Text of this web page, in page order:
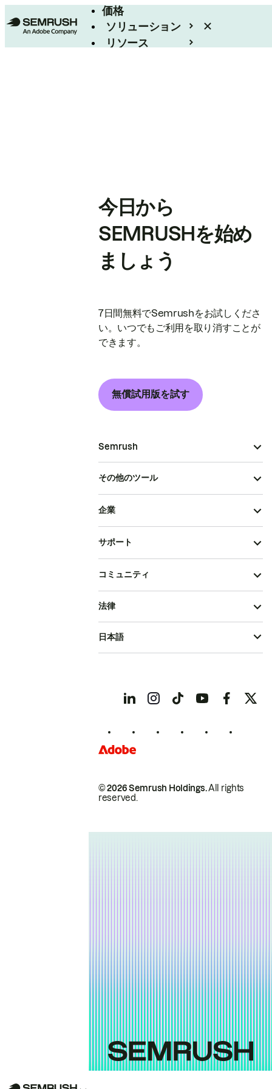
価格
ソリューション
リソース
今日から
SEMRUSHを始め
ましょう
7日間無料でSemrushをお試しくださ
い。いつでもご利用を取り消すことが
できます。
無償試用版を試す
Semrush
その他のツール
企業
サポート
コミュニティ
© 2026 Semrush Holdings.All rights
reserved.
法律
日本語